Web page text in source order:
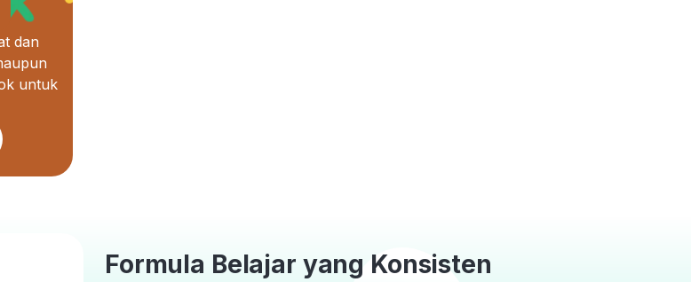
dan
untuk
Formula Belajar yang Konsisten